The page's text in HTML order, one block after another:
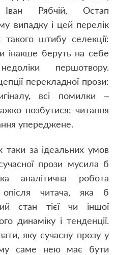
Рябчій, Остап
випадку і цей перелік
такого штибу селекції:
інакше беруть на себе
першотвору.
перекладної прози:
всі помилки –
позбутися: читання
упереджене.
за ідеальних умов
прози мусила б
аналітична робота
опісля читача, яка б
стан тієї чи іншої
динаміку і тенденції.
яку сучасну прозу у
саме нею має бути